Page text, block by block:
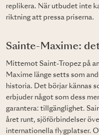
replikera. När utbudet inte
riktning att pressa priserna.
Sainte-Maxime:
Mittemot Saint-Tropez på
Maxime länge setts som
historia. Det börjar kännas
erbjuder något som dess
garantera: tillgänglighet.
året runt, sjöförbindelser
internationella flygplatser.